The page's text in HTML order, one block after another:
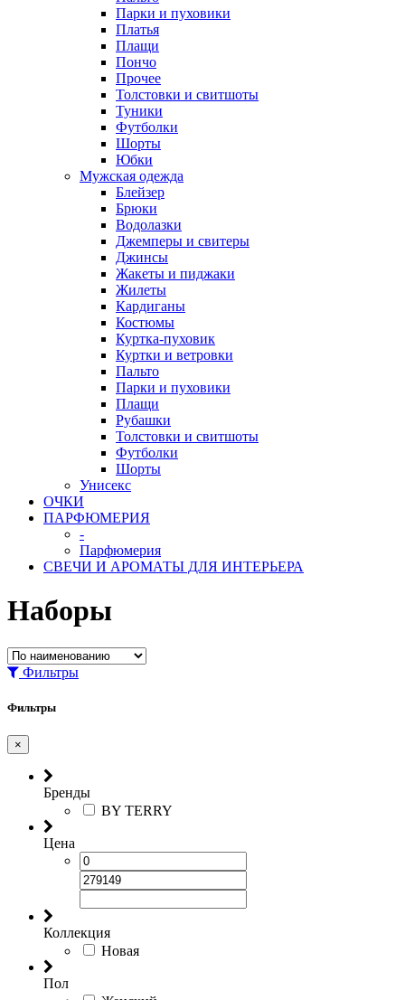
Парки и пуховики
Платья
Плащи
Пончо
Прочее
Толстовки и свитшоты
Туники
Футболки
Шорты
Юбки
Мужская одежда
Блейзер
Брюки
Водолазки
Джемперы и свитеры
Джинсы
Жакеты и пиджаки
Жилеты
Кардиганы
Костюмы
Куртка-пуховик
Куртки и ветровки
Пальто
Парки и пуховики
Плащи
Рубашки
Толстовки и свитшоты
Футболки
Шорты
Унисекс
ОЧКИ
ПАРФЮМЕРИЯ
-
Парфюмерия
СВЕЧИ И АРОМАТЫ ДЛЯ ИНТЕРЬЕРА
Наборы
Фильтры
Фильтры
×
Бренды
BY TERRY
Цена
Коллекция
Новая
Пол